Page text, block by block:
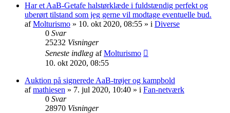
Har et AaB-Getafe halstørklæde i fuldstændig perfekt og
uberørt tilstand som jeg gerne vil modtage eventuelle bud.
afMolturismo » 10. okt 2020, 08:55 » i Diverse
0 Svar
25232 Visninger
Seneste indlæg afMolturismo
10. okt 2020, 08:55
Auktion på signerede AaB-trøjer og kampbold
afmathiesen » 7. jul 2020, 10:40 » i Fan-netværk
0 Svar
28970 Visninger